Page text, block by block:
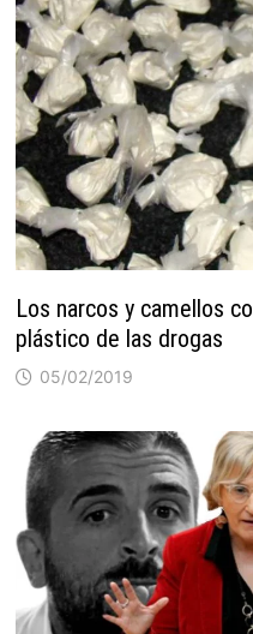
Los narcos y camellos
plástico de las drogas
05/02/2019